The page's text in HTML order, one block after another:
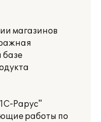
магазинов
базе
Рарус"
работы по